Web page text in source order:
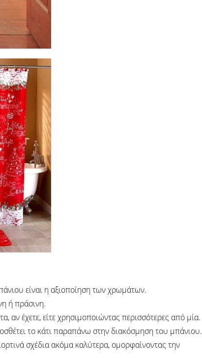
είναι η αξιοποίηση των χρωμάτων.
ή πράσινη.
αν έχετε, είτε χρησιμοποιώντας περισσότερες από μία.
το κάτι παραπάνω στην διακόσμηση του μπάνιου.
σχέδια ακόμα καλύτερα, ομορφαίνοντας την